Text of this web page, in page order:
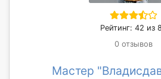
Рейтинг: 42 из
0 отзывов
Мастер